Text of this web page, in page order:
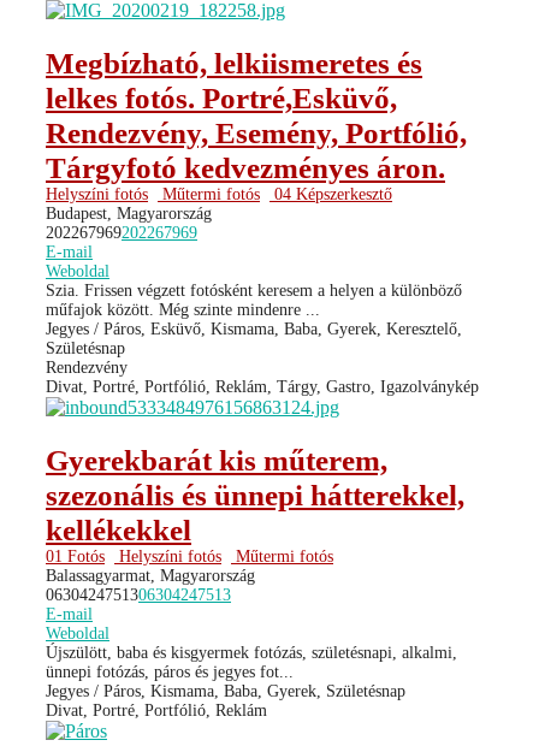
Megbízható, lelkiismeretes és
lelkes fotós. Portré,Esküvő,
Rendezvény, Esemény, Portfólió,
Tárgyfotó kedvezményes áron.
Helyszíni fotós Műtermi fotós
04 Képszerkesztő
Budapest, Magyarország
202267969202267969
E-mail
Weboldal
Szia. Frissen végzett fotósként keresem a helyen a különböző
műfajok között. Még szinte mindenre ...
Jegyes / Páros, Esküvő, Kismama, Baba, Gyerek, Keresztelő,
Születésnap
Rendezvény
Divat, Portré, Portfólió, Reklám, Tárgy, Gastro, Igazolványkép
Gyerekbarát kis műterem,
szezonális és ünnepi hátterekkel,
kellékekkel
01 Fotós Helyszíni fotós
Műtermi fotós
Balassagyarmat, Magyarország
0630424751306304247513
E-mail
Weboldal
Újszülött, baba és kisgyermek fotózás, születésnapi, alkalmi,
ünnepi fotózás, páros és jegyes fot...
Jegyes / Páros, Kismama, Baba, Gyerek, Születésnap
Divat, Portré, Portfólió, Reklám